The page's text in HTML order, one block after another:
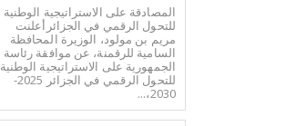
المصادقة على الاستراتيجية الوطنية
للتحول الرقمي في الجزائرأعلنت
مريم بن مولود، الوزيرة المحافظة
السامية للرقمنة، عن موافقة رئاسة
الجمهورية على الاستراتيجية الوطنية
للتحول الرقمي في الجزائر 2025-
2030،...